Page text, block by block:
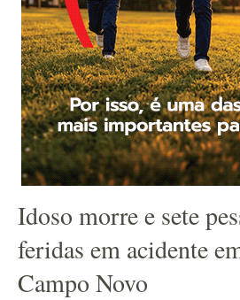
Idoso morre e sete
feridas em acidente
Campo Novo